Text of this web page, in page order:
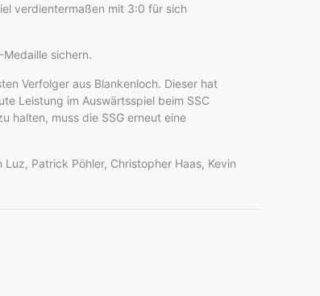
verdientermaßen mit 3:0 für sich
sichern.
Verfolger aus Blankenloch. Dieser hat
Leistung im Auswärtsspiel beim SSC
halten, muss die SSG erneut eine
Patrick Pöhler, Christopher Haas, Kevin